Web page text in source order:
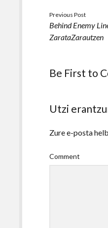
Previous Post
Behind Enemy
ZarataZarautzen
Be First to
Utzi
Zure e-posta
Comment